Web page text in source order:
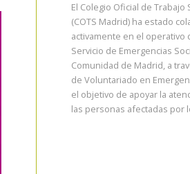
El Colegio Oficial de Trabajo
(COTS Madrid) ha estado
activamente en el operativo
Servicio de Emergencias
Comunidad de Madrid, a
de Voluntariado en
el objetivo de apoyar la
las personas afectadas por